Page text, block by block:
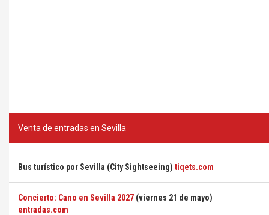
Venta de entradas en Sevilla
Bus turístico por Sevilla (City Sightseeing) tiqets.com
Concierto: Cano en Sevilla 2027 (viernes 21 de mayo)
entradas.com